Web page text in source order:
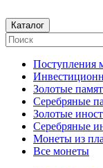
Каталог
Поступления
Золотые
Серебряные
Золотые
Серебряные
Монеты из
Все монеты